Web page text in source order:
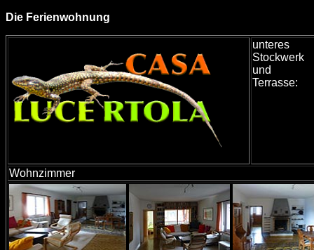
Die Ferienwohnung
unteres
Stockwerk
und
Terrasse:
Wohnzimmer